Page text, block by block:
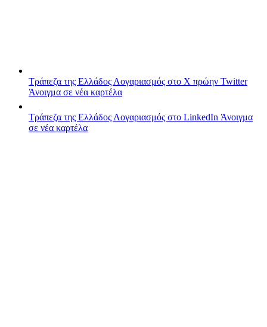
Τράπεζα της Ελλάδος Λογαριασμός στο X πρώην Twitter
Άνοιγμα σε νέα καρτέλα
Τράπεζα της Ελλάδος Λογαριασμός στο LinkedIn Άνοιγμα
σε νέα καρτέλα